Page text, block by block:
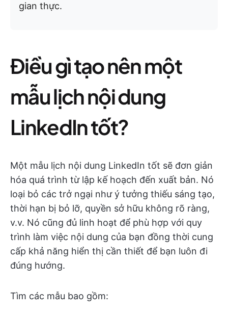
gian thực.
Điều gì tạo nên một
mẫu lịch nội dung
LinkedIn tốt?
Một mẫu lịch nội dung LinkedIn tốt sẽ đơn giản
hóa quá trình từ lập kế hoạch đến xuất bản. Nó
loại bỏ các trở ngại như ý tưởng thiếu sáng tạo,
thời hạn bị bỏ lỡ, quyền sở hữu không rõ ràng,
v.v. Nó cũng đủ linh hoạt để phù hợp với quy
trình làm việc nội dung của bạn đồng thời cung
cấp khả năng hiển thị cần thiết để bạn luôn đi
đúng hướng.
Tìm các mẫu bao gồm: